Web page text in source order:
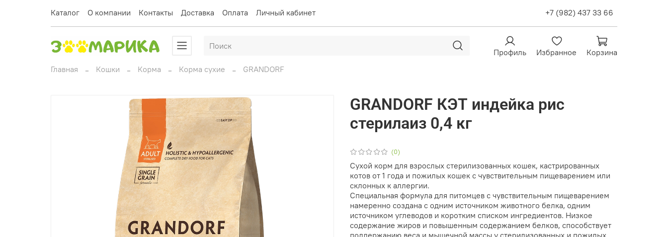
Каталог О компании Контакты Доставка Оплата Личный кабинет +7 (982) 437 33 66
Профиль Избранное
Корзина
Главная
Кошки Корма Корма сухие GRANDORF
(0)
GRANDORF КЭТ индейка рис
стерилаиз 0,4 кг
Сухой корм для взрослых стерилизованных кошек, кастрированных
котов от 1 года и пожилых кошек с чувствительным пищеварением или
склонных к аллергии.
Специальная формула для питомцев с чувствительным пищеварением
намеренно создана с одним источником животного белка, одним
источником углеводов и коротким списком ингредиентов. Низкое
содержание жиров и повышенным содержанием белков, способствует